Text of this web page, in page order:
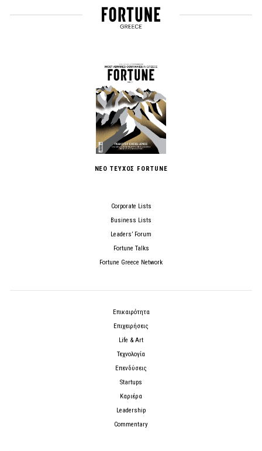
ΝΕΟ ΤΕΥΧΟΣ FORTUNE
Corporate Lists
Business Lists
Leaders’ Forum
Fortune Talks
Fortune Greece Network
Επικαιρότητα
Επιχειρήσεις
Life & Art
Τεχνολογία
Επενδύσεις
Startups
Καριέρα
Leadership
Commentary